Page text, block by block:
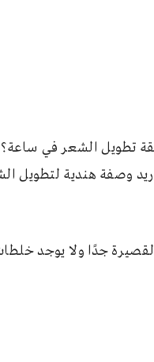
تطويل الشعر في
لتطويل الشعر في 3 أيام أو يومين” أو “أريد وصفة
جدًا ولا يوجد